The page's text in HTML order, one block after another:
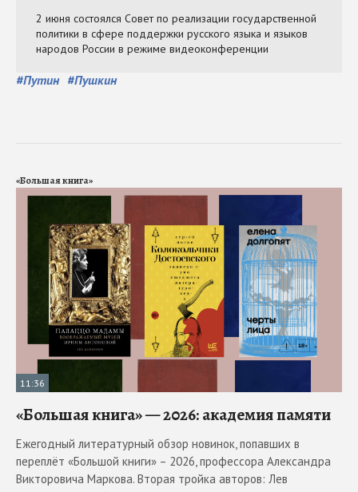
#Путин #Пушкин
«Большая книга»
11:36
«Большая книга» — 2026: академия памяти
Ежегодный литературный обзор новинок, попавших в
переплёт «Большой книги» – 2026, профессора Александра
Викторовича Маркова. Вторая тройка авторов: Лев